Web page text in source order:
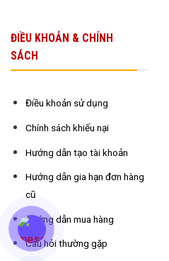
ĐIỀU KHOẢN & CHÍNH
SÁCH
Điều khoản sử dụng
Chính sách khiếu nại
Hướng dẫn tạo tài khoản
Hướng dẫn gia hạn đơn hàng
cũ
Hướng dẫn mua hàng
Câu hỏi thường gặp